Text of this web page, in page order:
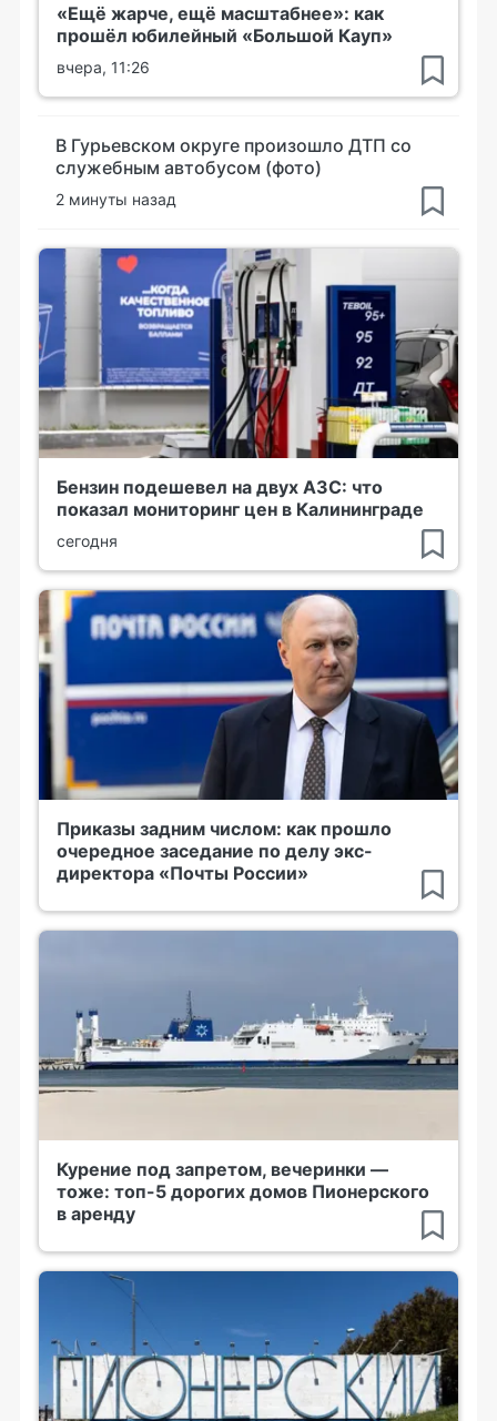
«Ещё жарче, ещё масштабнее»: как
прошёл юбилейный «Большой Кауп»
вчера, 11:26
В Гурьевском округе произошло ДТП со
служебным автобусом (фото)
2 минуты назад
Бензин подешевел на двух АЗС: что
показал мониторинг цен в Калининграде
сегодня
Приказы задним числом: как прошло
очередное заседание по делу экс-
директора «Почты России»
Курение под запретом, вечеринки —
тоже: топ-5 дорогих домов Пионерского
в аренду